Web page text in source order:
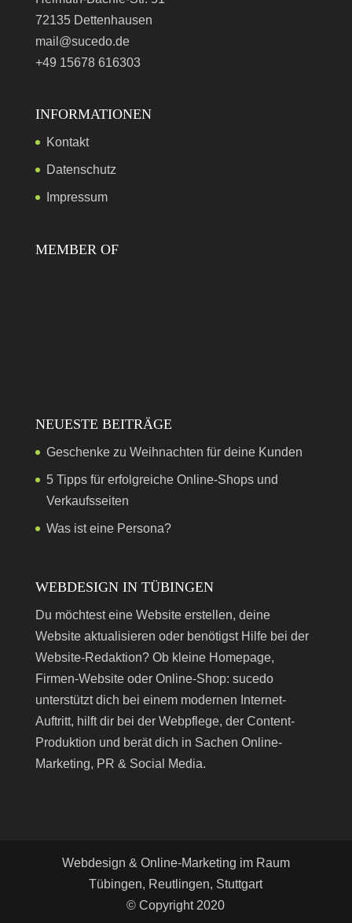
72135 Dettenhausen
mail@sucedo.de
+49 15678 616303
INFORMATIONEN
Kontakt
Datenschutz
Impressum
MEMBER OF
NEUESTE BEITRÄGE
Geschenke zu Weihnachten für deine Kunden
5 Tipps für erfolgreiche Online-Shops und
Verkaufsseiten
Was ist eine Persona?
WEBDESIGN IN TÜBINGEN
Du möchtest eine Website erstellen, deine
Website aktualisieren oder benötigst Hilfe bei der
Website-Redaktion? Ob kleine Homepage,
Firmen-Website oder Online-Shop: sucedo
unterstützt dich bei einem modernen Internet-
Auftritt, hilft dir bei der Webpflege, der Content-
Produktion und berät dich in Sachen Online-
Marketing, PR & Social Media.
Webdesign & Online-Marketing im Raum
Tübingen, Reutlingen, Stuttgart
© Copyright 2020